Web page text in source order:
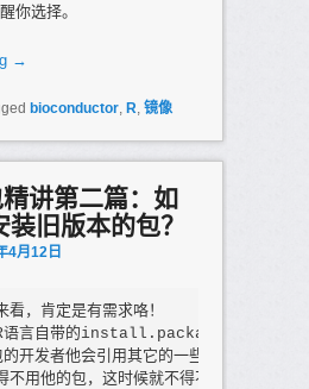
你选择。
→
bioconductor, R, 镜像
讲第二篇：如
装旧版本的包？
4月12日
看，肯定是有需求咯！
语言自带的install.packages函数来安装
的开发者他会引用其它的一些R包，但是它
不用他的包，这时候就不得不卸载最新版